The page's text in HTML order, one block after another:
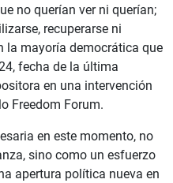
no querían ver ni querían;
recuperarse ni
la mayoría democrática que
fecha de la última
en una intervención
Freedom Forum.
en este momento, no
sino como un esfuerzo
apertura política nueva en